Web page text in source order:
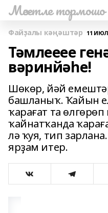
Мәсетле тормошо
Файҙалы кәңәштәр 11
Тәмлееее
вәринйәһе!
Шөкөр, йәй
башланыҡ. Ҡайын
ҡарағат та
ҡайнатҡанда
лә ҡуя, тип
ярҙам итер.